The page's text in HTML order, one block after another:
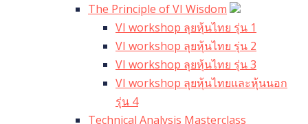
The Principle of VI Wisdom
VI workshop ลุยหุ้นไทย รุ่น 1
VI workshop ลุยหุ้นไทย รุ่น 2
VI workshop ลุยหุ้นไทย รุ่น 3
VI workshop ลุยหุ้นไทยและหุ้นนอก
รุ่น 4
Technical Analysis Masterclass